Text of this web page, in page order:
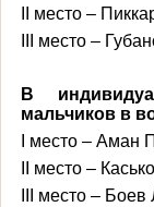
II место –
III место –
В
мальчиков в
I место– Аман
II место –
III место– Боев